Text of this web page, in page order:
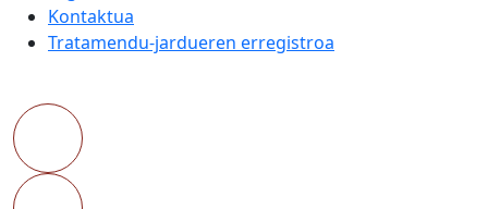
Kontaktua
Tratamendu-jardueren erregistroa